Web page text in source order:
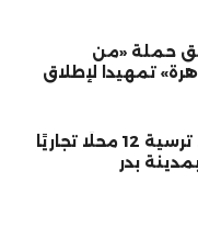
حملة «من
تمهيدا لإطلاق
لوفير فرص الاستثمار.. ترسية 12 محلًا تجاريًا
بدر